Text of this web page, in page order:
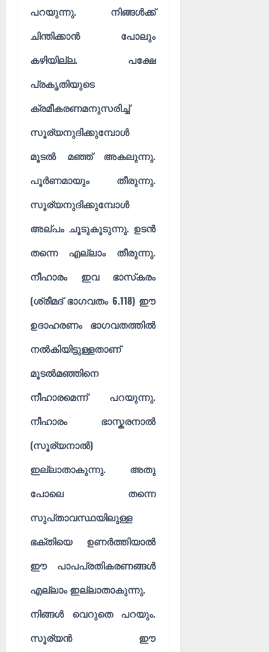
പറയുന്നു. നിങ്ങൾക്ക്
ചിന്തിക്കാൻ പോലും
കഴിയില്ല. പക്ഷേ
പ്രകൃതിയുടെ
ക്രമീകരണമനുസരിച്ച്
സൂര്യനുദിക്കുമ്പോൾ
മൂടൽ മഞ്ഞ് അകലുന്നു.
പൂർണമായും തീരുന്നു.
സൂര്യനുദിക്കുമ്പോൾ
അല്പ‌ം ചൂടുകൂടുന്നു. ഉടൻ
തന്നെ എല്ലാം തീരുന്നു.
നീഹാരം ഇവ ഭാസ്‌കരം
(ശ്രീമദ് ഭാഗവതം 6.118) ഈ
ഉദാഹരണം ഭാഗവതത്തിൽ
നൽകിയിട്ടുള്ളതാണ്
മൂടൽമഞ്ഞിനെ
നീഹാരമെന്ന് പറയുന്നു.
നീഹാരം ഭാസ്കരനാൽ
(സൂര്യനാൽ)
ഇല്ലാതാകുന്നു. അതു
പോലെ തന്നെ
സുപ്‌താവസ്ഥയിലുള്ള
ഭക്തിയെ ഉണർത്തിയാൽ
ഈ പാപപ്രതികരണങ്ങൾ
എല്ലാം ഇല്ലാതാകുന്നു.
നിങ്ങൾ വെറുതെ പറയും.
സൂര്യൻ ഈ